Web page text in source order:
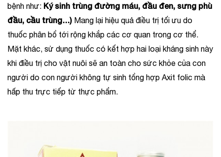
bệnh như: Ký sinh trùng đường máu, đầu đen, sưng phù
đầu, cầu trùng…) Mang lại hiệu quả điều trị tối ưu do
thuốc phân bổ tới rộng khắp các cơ quan trong cơ thể.
Mặt khác, sử dụng thuốc có kết hợp hai loại kháng sinh này
khi điều trị cho vật nuôi sẽ an toàn cho sức khỏe của con
người do con người không tự sinh tổng hợp Axit folic mà
hấp thu trực tiếp từ thực phẩm.